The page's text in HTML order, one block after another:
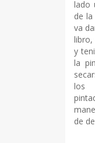
lado
de
va
libro,
y
la
los
de